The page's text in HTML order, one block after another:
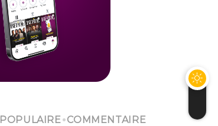
POPULAIRE COMMENTAIRE